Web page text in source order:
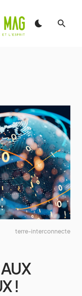
terre-interconnecte
!